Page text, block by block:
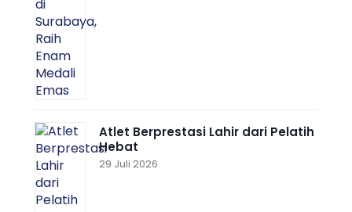
Atlet Berprestasi Lahir dari Pelatih
Hebat
29 Juli 2026